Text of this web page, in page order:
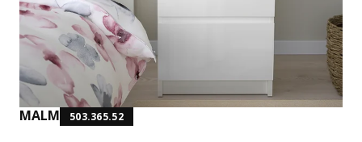
MALM 503.365.52